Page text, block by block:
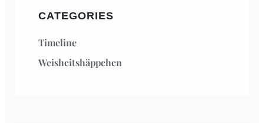
CATEGORIES
Timeline
Weisheitshäppchen